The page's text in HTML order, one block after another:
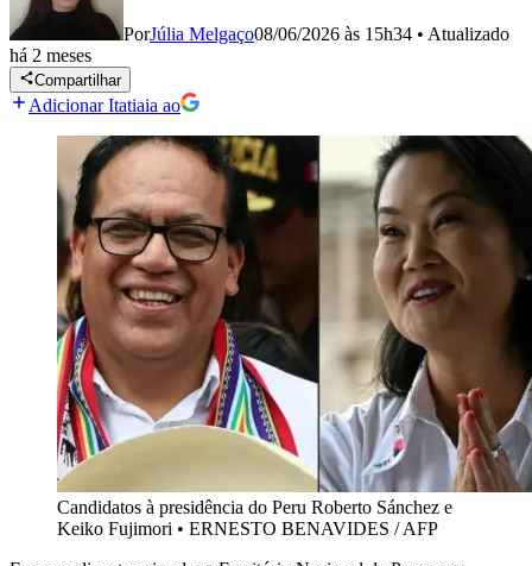
PorJúlia Melgaço08/06/2026 às 15h34 • Atualizado
há 2 meses
Compartilhar
Adicionar Itatiaia ao
Candidatos à presidência do Peru Roberto Sánchez e
Keiko Fujimori • ERNESTO BENAVIDES / AFP